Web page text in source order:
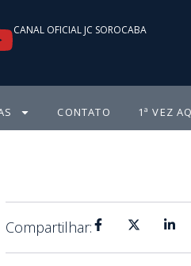
b
e
CANAL OFICIAL JC SOROCABA
CONTATO 1ª VEZ
Compartilhar: